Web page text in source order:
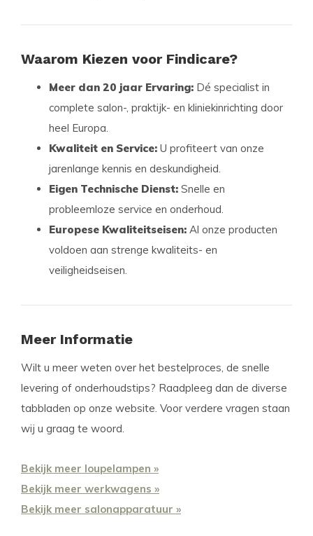
Waarom Kiezen voor Findicare?
Meer dan 20 jaar Ervaring: Dé specialist in
complete salon-, praktijk- en kliniekinrichting door
heel Europa.
Kwaliteit en Service: U profiteert van onze
jarenlange kennis en deskundigheid.
Eigen Technische Dienst: Snelle en
probleemloze service en onderhoud.
Europese Kwaliteitseisen: Al onze producten
voldoen aan strenge kwaliteits- en
veiligheidseisen.
Meer Informatie
Wilt u meer weten over het bestelproces, de snelle
levering of onderhoudstips? Raadpleeg dan de diverse
tabbladen op onze website. Voor verdere vragen staan
wij u graag te woord.
Bekijk meer loupelampen »
Bekijk meer werkwagens »
Bekijk meer salonapparatuur »